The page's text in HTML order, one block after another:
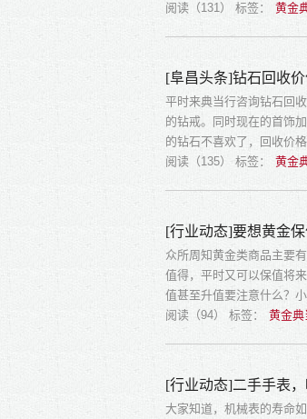
阅读（131） 标签： 黄金
[阜昌头条]钻石回收
平时来典当行咨询钻石回
的钻戒。同时现在的首饰
的钻石不喜欢了，回收价
阅读（135） 标签： 黄金
[行业动态]要想黄金
众所周知黄金类商品主要
值得，平时又可以保值将
值甚至升值要注意什么？
阅读（94） 标签： 黄金
[行业动态]二手手表，
大家知道，机械表的寿命